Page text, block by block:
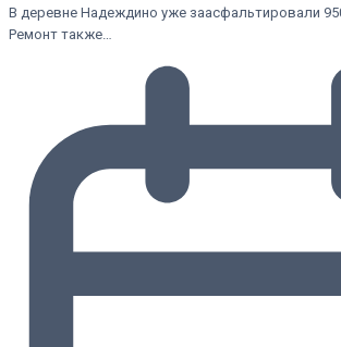
В деревне Надеждино уже заасфальтировали
Ремонт также…